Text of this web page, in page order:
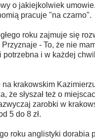
o jakiejkolwiek
pracuje "na czarno".
roku zajmuje się
- To, że nie
potrzebna i w każdej
krakowskim
że słyszał też o
zarobki w
5 do 8 zł.
roku anglistyki dorabia